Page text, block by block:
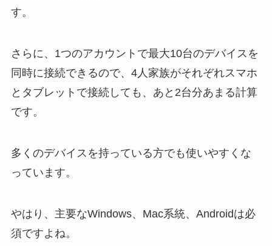
す。
さらに、1つのアカウントで最大10台のデバイスを
同時に接続できるので、4人家族がそれぞれスマホ
とタブレットで接続しても、あと2台分あまる計算
です。
多くのデバイスを持っている方でも使いやすくな
っています。
やはり、主要なWindows、Mac系統、Androidは必
須ですよね。